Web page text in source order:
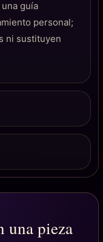
guía
personal;
ni sustituyen
una pieza